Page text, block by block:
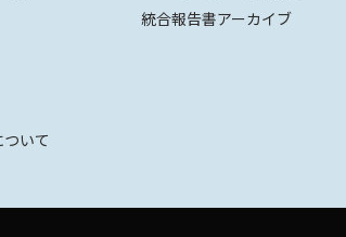
いて
統合報告書アーカイブ